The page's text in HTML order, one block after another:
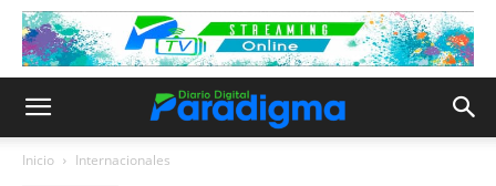
Inicio Internacionales